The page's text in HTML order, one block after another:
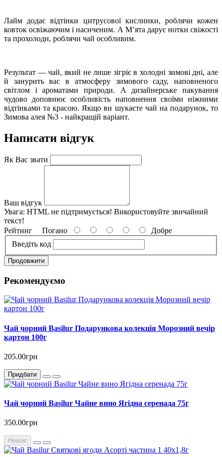
Лайм додає відтінки цитрусової кислинки, роблячи кожен
ковток освіжаючим і насиченим. А М’ята дарує нотки свіжості
та прохолоди, роблячи чай особливим.
Результат — чай, який не лише зігріє в холодні зимові дні, але
й занурить вас в атмосферу зимового саду, наповненого
світлом і ароматами природи. А дизайнерське пакування
чудово доповнює особливість наповнення своїми ніжними
відтінками та красою. Якщо ви шукаєте чай на подарунок, то
Зимова алея №3 - найкращій варіант.
Написати відгук
Як Вас звати
Ваш відгук
Увага: HTML не підтримується! Використовуйте звичайний
текст!
Рейтинг Погано
Добре
Введіть код
Продовжити
Рекомендуємо
Чай чорний Basilur Подарункова колекція Морозний вечір
картон 100г
205.00грн
Придбати
Чай чорний Basilur Чайне вино Ягідна серенада 75г
350.00грн
Немає